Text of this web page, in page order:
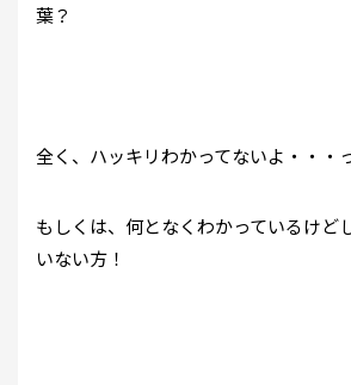
葉？
全く、ハッキリわかってないよ・・・
もしくは、何となくわかっているけど
いない方！